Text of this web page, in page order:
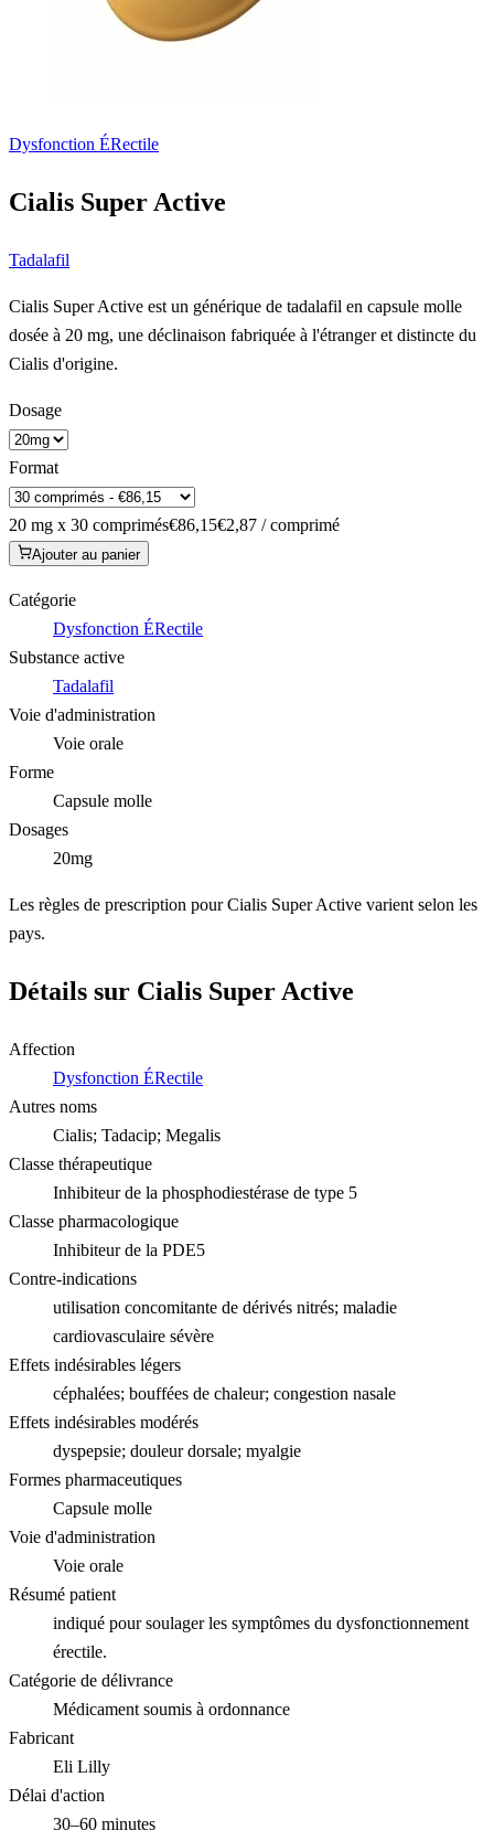
Dysfonction ÉRectile
Cialis Super Active
Tadalafil
Cialis Super Active est un générique de tadalafil en capsule molle
dosée à 20 mg, une déclinaison fabriquée à l'étranger et distincte du
Cialis d'origine.
Dosage
Format
20 mg x 30 comprimés€86,15€2,87 / comprimé
Ajouter au panier
Catégorie
Dysfonction ÉRectile
Substance active
Tadalafil
Voie d'administration
Voie orale
Forme
Capsule molle
Dosages
20mg
Les règles de prescription pour Cialis Super Active varient selon les
pays.
Détails sur Cialis Super Active
Affection
Dysfonction ÉRectile
Autres noms
Cialis; Tadacip; Megalis
Classe thérapeutique
Inhibiteur de la phosphodiestérase de type 5
Classe pharmacologique
Inhibiteur de la PDE5
Contre-indications
utilisation concomitante de dérivés nitrés; maladie
cardiovasculaire sévère
Effets indésirables légers
céphalées; bouffées de chaleur; congestion nasale
Effets indésirables modérés
dyspepsie; douleur dorsale; myalgie
Formes pharmaceutiques
Capsule molle
Voie d'administration
Voie orale
Résumé patient
indiqué pour soulager les symptômes du dysfonctionnement
érectile.
Catégorie de délivrance
Médicament soumis à ordonnance
Fabricant
Eli Lilly
Délai d'action
30–60 minutes